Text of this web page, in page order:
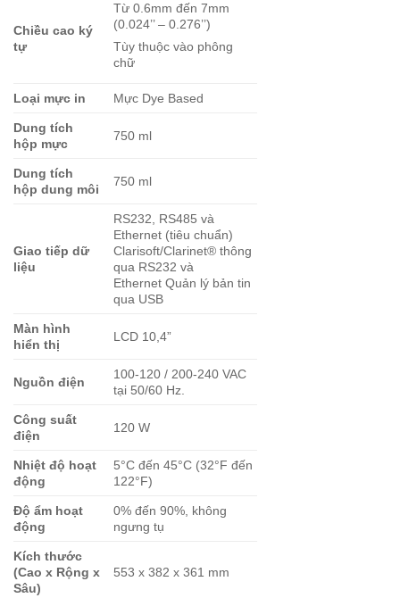
Chiều cao ký
tự
Từ 0.6mm đến 7mm
(0.024’’ – 0.276’’)
Tùy thuộc vào phông
chữ
Loại mực in Mực Dye Based
Dung tích
hộp mực
750 ml
Dung tích
hộp dung môi
750 ml
Giao tiếp dữ
liệu
RS232, RS485 và
Ethernet (tiêu chuẩn)
Clarisoft/Clarinet® thông
qua RS232 và
Ethernet Quản lý bản tin
qua USB
Màn hình
hiển thị
LCD 10,4”
Nguồn điện
100-120 / 200-240 VAC
tại 50/60 Hz.
Công suất
điện
120 W
Nhiệt độ hoạt
động
5°C đến 45°C (32°F đến
122°F)
Độ ẩm hoạt
động
0% đến 90%, không
ngưng tụ
Kích thước
(Cao x Rộng x
Sâu)
553 x 382 x 361 mm